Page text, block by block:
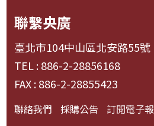
聯繫央廣
臺北市104中山區北安路55號
TEL : 886-2-28856168
FAX : 886-2-28855423
聯絡我們 採購公告 訂閱電子報